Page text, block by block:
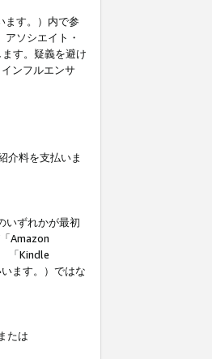
ます。）内で参
ソシエイト・
す。疑義を避け
ンフルエンサ
介料を支払いま
いずれかが最初
Amazon
「Kindle
います。）ではな
たは